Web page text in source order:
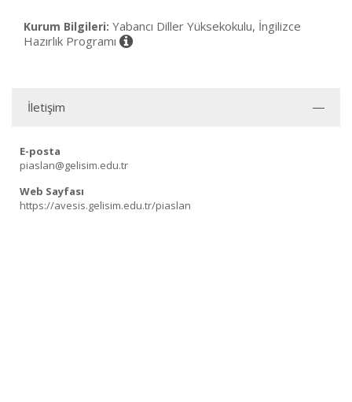
Kurum Bilgileri: Yabancı Diller Yüksekokulu, İngilizce
Hazırlık Programı
İletişim
E-posta
piaslan@gelisim.edu.tr
Web Sayfası
https://avesis.gelisim.edu.tr/piaslan